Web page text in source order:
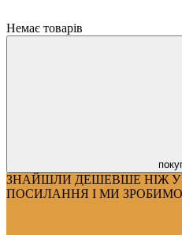
Немає товарів
ЗНАЙШЛИ ДЕШЕВШЕ НІЖ У
ПОСИЛАННЯ І МИ